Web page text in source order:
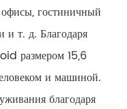
гостиничный
и т. д. Благодаря
размером 15,6
и машиной.
благодаря